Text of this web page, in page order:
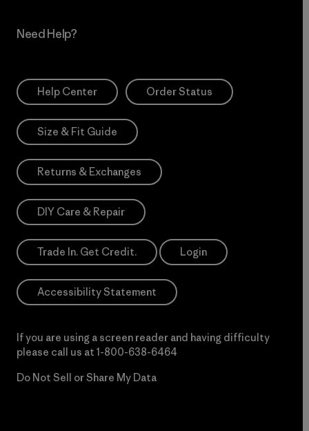
Need Help?
Help Center Order Status
Size & Fit Guide
Returns & Exchanges
DIY Care & Repair
Trade In. Get Credit. Login
Accessibility Statement
If you are using a screen reader and having difficulty
please call us at 1-800-638-6464
Do Not Sell or Share My Data